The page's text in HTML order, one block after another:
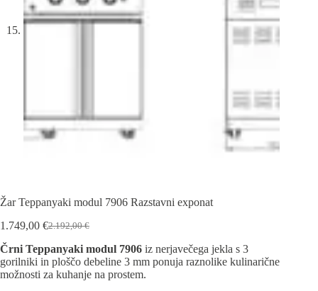
Žar Teppanyaki modul 7906 Razstavni exponat
2.192,00€
Izvirna
je
bila:
2.192,00 €.
1.749,00 €
Trenutna
je:
1.749,00 €.
Črni Teppanyaki modul 7906 iz nerjavečega jekla s 3
gorilniki in ploščo debeline 3 mm ponuja raznolike kulinarične
možnosti za kuhanje na prostem.